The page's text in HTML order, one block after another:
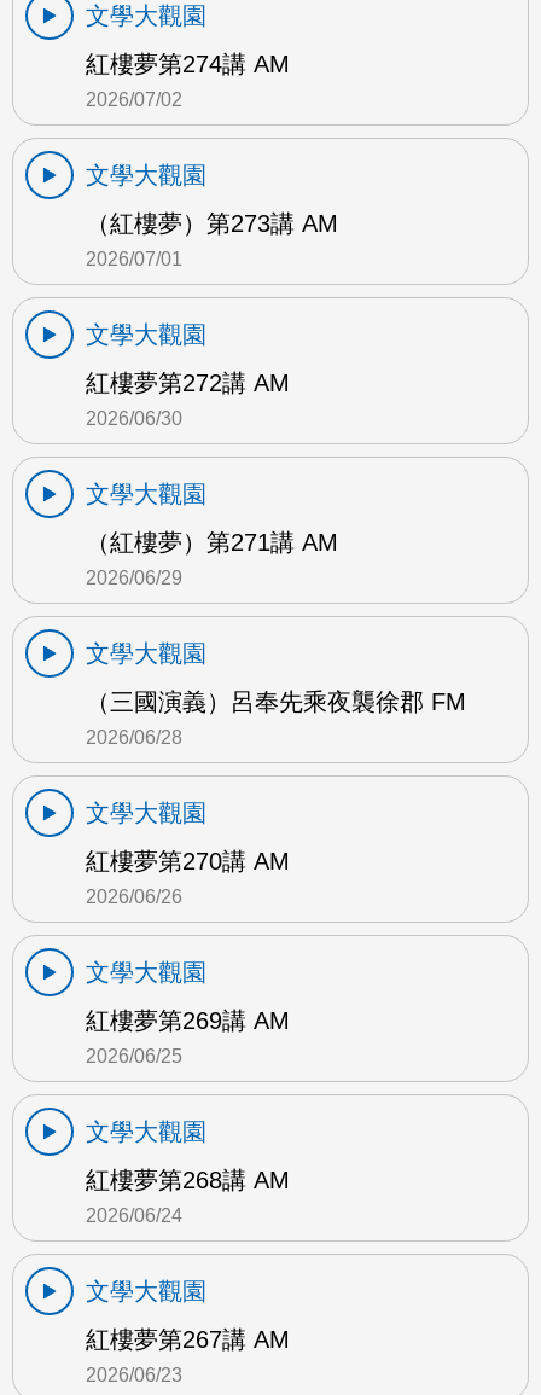
文學大觀園
紅樓夢第274講 AM
2026/07/02
文學大觀園
（紅樓夢）第273講 AM
2026/07/01
文學大觀園
紅樓夢第272講 AM
2026/06/30
文學大觀園
（紅樓夢）第271講 AM
2026/06/29
文學大觀園
（三國演義）呂奉先乘夜襲徐郡 FM
2026/06/28
文學大觀園
紅樓夢第270講 AM
2026/06/26
文學大觀園
紅樓夢第269講 AM
2026/06/25
文學大觀園
紅樓夢第268講 AM
2026/06/24
文學大觀園
紅樓夢第267講 AM
2026/06/23